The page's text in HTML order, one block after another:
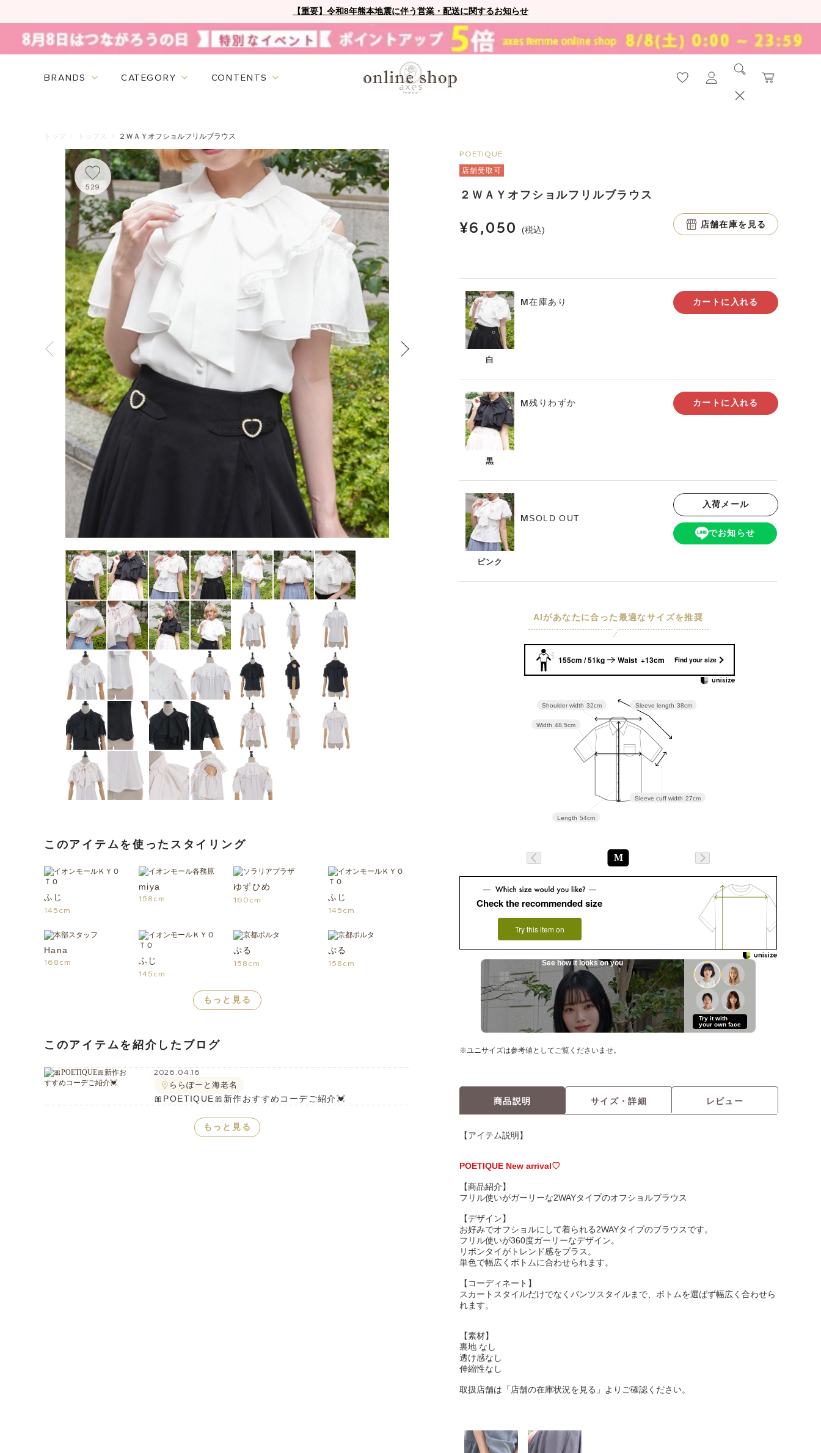
【重要】令和8年熊本地震に伴う営業・配送に関するお知らせ
BRANDS CATEGORY CONTENTS
トップ > トップス > ２ＷＡＹオフショルフリルブラウス
529
このアイテムを使ったスタイリング
ふじ
145cm
miya
158cm
ゆずひめ
160cm ふじ
145cm
Hana
168cm ふじ
145cm
ぷる
158cm
ぷる
158cm
もっと見る
このアイテムを紹介したブログ
2026.04.16
ららぽーと海老名
🎀POETIQUE🎀新作おすすめコーデご紹介💓
もっと見る
POETIQUE
店舗受取可
２ＷＡＹオフショルフリルブラウス
¥6,050 (税込)
店舗在庫を見る
白
M在庫あり カートに入れる
黒
M残りわずか カートに入れる
ピンク
MSOLD OUT
入荷メール
でお知らせ
AIがあなたに合った最適なサイズを推奨
155cm / 51kg Waist +13cm Find your size
Sleeve cuff width 27cm
Sleeve length 38cm
Length 54cm
Width 48.5cm
Shoulder width 32cm
M
Check the recommended size
Try this item on
See how it looks on you
Try it with
your own face
※ユニサイズは参考値としてご覧くださいませ。
商品説明 サイズ・詳細 レビュー
【アイテム説明】
POETIQUE New arrival♡
【商品紹介】
フリル使いがガーリーな2WAYタイプのオフショルブラウス
【デザイン】
お好みでオフショルにして着られる2WAYタイプのブラウスです。
フリル使いが360度ガーリーなデザイン。
リボンタイがトレンド感をプラス。
単色で幅広くボトムに合わせられます。
【コーディネート】
スカートスタイルだけでなくパンツスタイルまで、ボトムを選ばず幅広く合わせら
れます。
【素材】
裏地 なし
透け感なし
伸縮性なし
取扱店舗は「店舗の在庫状況を見る」よりご確認ください。